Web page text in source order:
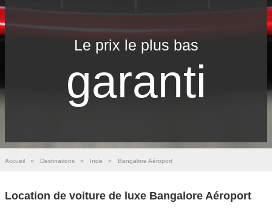
Le prix le​ plus bas
garanti
Accueil » Destinations » Inde » Bangalore Aéroport
Location de voiture de luxe Bangalore Aéroport